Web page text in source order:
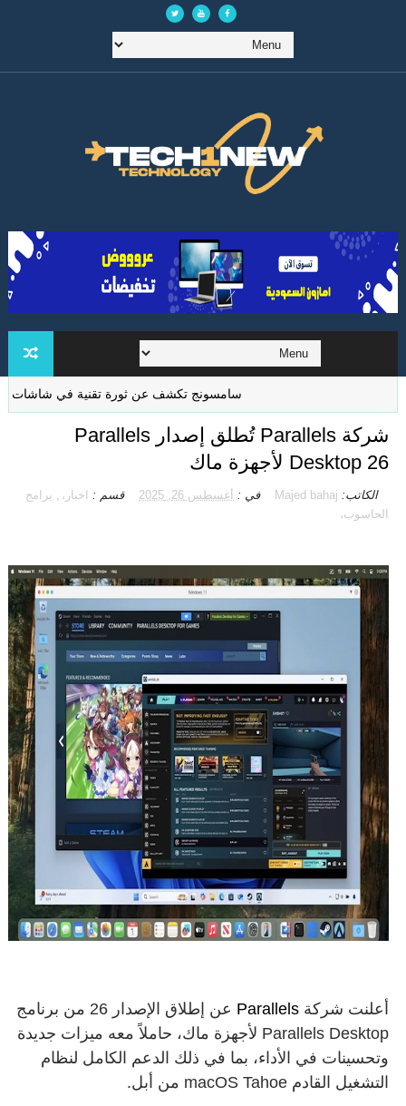
سامسونج تكشف عن ثورة تقنية في شاشات الواقع
شركة Parallels تُطلق إصدار Parallels
Desktop 26 لأجهزة ماك
الكاتب: Majed bahaj في : أغسطس 26, 2025 قسم : اخبار، , برامج
الحاسوب،
أعلنت شركة Parallels
عن إطلاق الإصدار 26 من برنامج
Parallels Desktop لأجهزة ماك، حاملاً معه ميزات جديدة
وتحسينات في الأداء، بما في ذلك الدعم الكامل لنظام
التشغيل القادم macOS Tahoe من أبل.